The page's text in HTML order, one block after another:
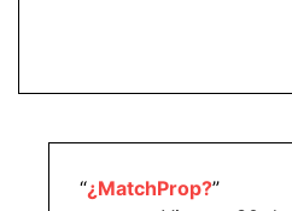
“¿MatchProp?”